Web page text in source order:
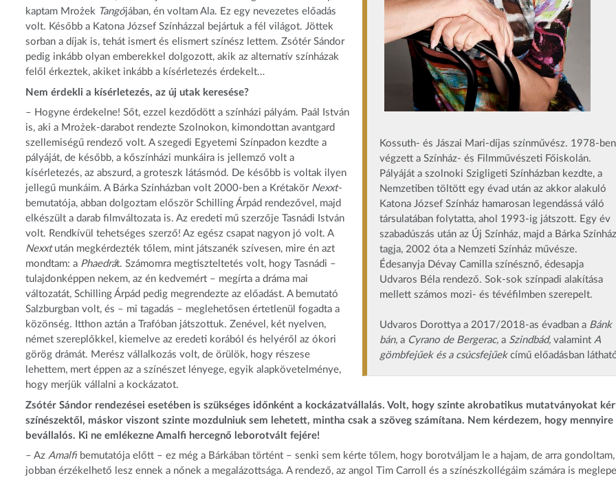
Kossuth- és Jászai Mari-díjas színművész. 1978-ben
végzett a Színház- és Filmművészeti Főiskolán.
Pályáját a szolnoki Szigligeti Színházban kezdte, a
Nemzetiben töltött egy évad után az akkor alakuló
Katona József Színház hamarosan legendássá váló
társulatában folytatta, ahol 1993-ig játszott. Egy év
szabadúszás után az Új Színház, majd a Bárka Színház
tagja, 2002 óta a Nemzeti Színház művésze.
Édesanyja Dévay Camilla színésznő, édesapja
Udvaros Béla rendező. Sok-sok színpadi alakítása
mellett számos mozi- és tévéfilmben szerepelt.
Udvaros Dorottya a 2017/2018-as évadban a Bánk
bán,a Cyrano de Bergerac,a Szindbád, valamint A
gömbfejűek és a csúcsfejűekcímű előadásban
kaptam Mrożek Tangójában, én voltam Ala. Ez egy nevezetes előadás
volt. Később a Katona József Színházzal bejártuk a fél világot. Jöttek
sorban a díjak is, tehát ismert és elismert színész lettem. Zsótér Sándor
pedig inkább olyan emberekkel dolgozott, akik az alternatív színházak
felől érkeztek, akiket inkább a kísérletezés érdekelt…
Nem érdekli a kísérletezés, az új utak keresése?
– Hogyne érdekelne! Sőt, ezzel kezdődött a színházi pályám. Paál István
is, aki a Mrożek-darabot rendezte Szolnokon, kimondottan avantgard
szellemiségű rendező volt. A szegedi Egyetemi Színpadon kezdte a
pályáját, de később, a kőszínházi munkáira is jellemző volt a
kísérletezés, az abszurd, a groteszk látásmód. De később is voltak ilyen
jellegű munkáim. A Bárka Színházban volt 2000-ben a Krétakör Nexxt-
bemutatója, abban dolgoztam először Schilling Árpád rendezővel, majd
elkészült a darab filmváltozata is. Az eredeti mű szerzője Tasnádi István
volt. Rendkívül tehetséges szerző! Az egész csapat nagyon jó volt. A
Nexxtután megkérdezték tőlem, mint játszanék szívesen, mire én azt
mondtam: a Phaedrát. Számomra megtiszteltetés volt, hogy Tasnádi –
tulajdonképpen nekem, az én kedvemért – megírta a dráma mai
változatát, Schilling Árpád pedig megrendezte az előadást. A bemutató
Salzburgban volt, és – mi tagadás – meglehetősen értetlenül fogadta a
közönség. Itthon aztán a Trafóban játszottuk. Zenével, két nyelven,
német szereplőkkel, kiemelve az eredeti korából és helyéről az ókori
görög drámát. Merész vállalkozás volt, de örülök, hogy részese
lehettem, mert éppen az a színészet lényege, egyik alapkövetelménye,
hogy merjük vállalni a kockázatot.
Zsótér Sándor rendezései esetében is szükséges időnként a kockázatvállalás. Volt, hogy szinte akrobatikus mutatványokat
színészektől, máskor viszont szinte mozdulniuk sem lehetett, mintha csak a szöveg számítana. Nem kérdezem, hogy mennyire
bevállalós. Ki ne emlékezne Amalfi hercegnő leborotvált fejére!
– Az Amalfi bemutatója előtt – ez még a Bárkában történt – senki sem kérte tőlem, hogy borotváljam le a hajam, de arra
jobban érzékelhető lesz ennek a nőnek a megalázottsága. A rendező, az angol Tim Carroll és a színészkollégáim számára is